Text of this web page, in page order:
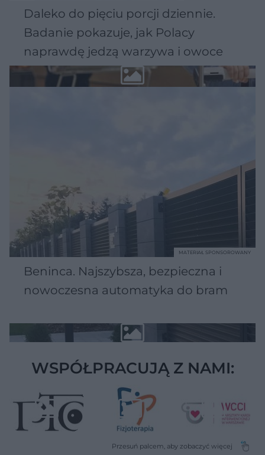
Daleko do pięciu porcji dziennie.
Badanie pokazuje, jak Polacy
naprawdę jedzą warzywa i owoce
Beninca. Najszybsza, bezpieczna i
nowoczesna automatyka do bram
MATERIAŁ SPONSOROWANY
WSPÓŁPRACUJĄ Z NAMI: